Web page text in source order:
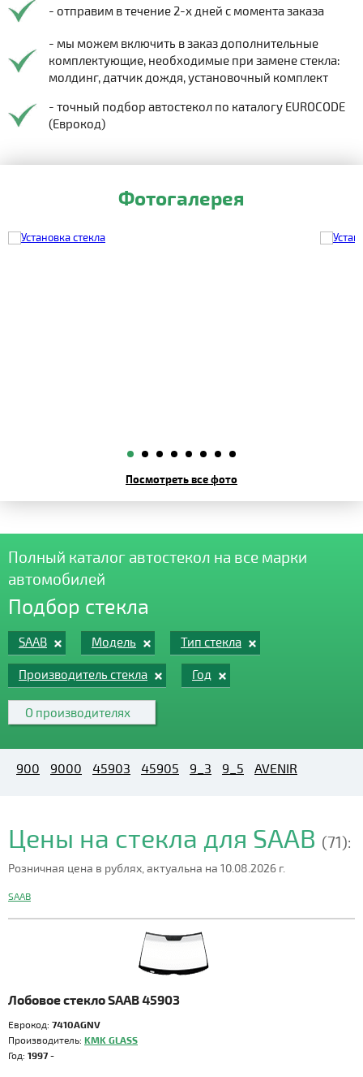
- отправим в течение 2-х дней с момента заказа
- мы можем включить в заказ дополнительные
комплектующие, необходимые при замене стекла:
молдинг, датчик дождя, установочный комплект
- точный подбор автостекол по каталогу EUROCODE
(Еврокод)
Фотогалерея
Посмотреть все фото
Полный каталог автостекол на все марки
автомобилей
Подбор стекла
SAAB Модель Тип стекла
Производитель стекла Год
О производителях
900 9000 45903 45905 9_3 9_5 AVENIR
Цены на стекла для SAAB (71):
Розничная цена в рублях, актуальна на 10.08.2026 г.
SAAB
Лобовое стекло SAAB 45903
Еврокод: 7410AGNV
Производитель: KMK GLASS
Год: 1997 -